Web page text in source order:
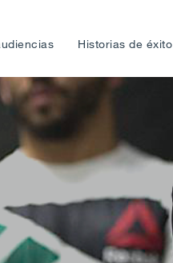
Historias de éxito